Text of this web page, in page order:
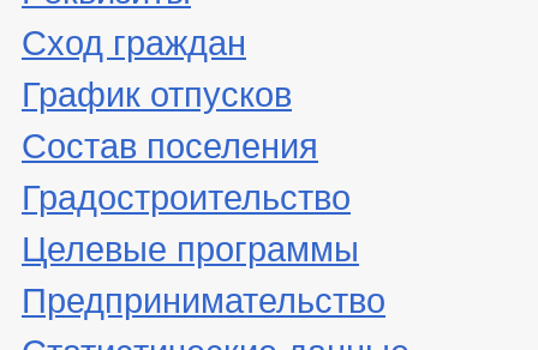
Сход граждан
График отпусков
Состав поселения
Градостроительство
Целевые программы
Предпринимательство